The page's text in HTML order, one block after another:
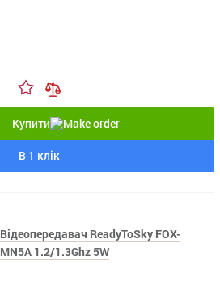
Купити
В 1 клік
Відеопередавач ReadyToSky FOX-
MN5A 1.2/1.3Ghz 5W